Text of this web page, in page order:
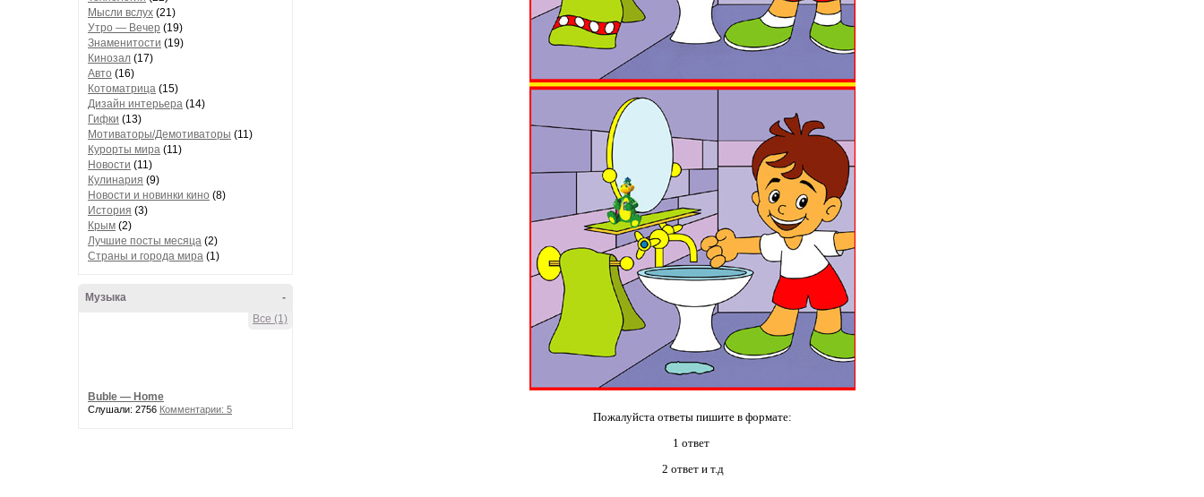
Мысли вслух (21)
Утро — Вечер (19)
Знаменитости (19)
Кинозал (17)
Авто (16)
Котоматрица (15)
Дизайн интерьера (14)
Гифки (13)
Мотиваторы/Демотиваторы (11)
Курорты мира (11)
Новости (11)
Кулинария (9)
Новости и новинки кино (8)
История (3)
Крым (2)
Лучшие посты месяца (2)
Страны и города мира (1)
-
Музыка
Все (1)
Buble — Home
Слушали: 2756 Комментарии: 5
Пожалуйста ответы пишите в формате:
1 ответ
2 ответ и т.д